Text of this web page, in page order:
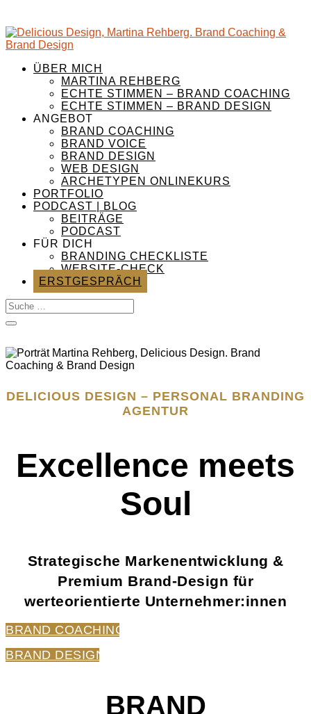
ÜBER MICH
MARTINA REHBERG
ECHTE STIMMEN – BRAND COACHING
ECHTE STIMMEN – BRAND DESIGN
ANGEBOT
BRAND COACHING
BRAND VOICE
BRAND DESIGN
WEB DESIGN
ARCHETYPEN ONLINEKURS
PORTFOLIO
PODCAST | BLOG
BEITRÄGE
PODCAST
FÜR DICH
BRANDING CHECKLISTE
WEBSITE-CHECK
ERSTGESPRÄCH
DELICIOUS DESIGN – PERSONAL BRANDING
AGENTUR
Excellence meets
Soul
Strategische Markenentwicklung &
Premium Brand-Design für
werteorientierte Unternehmer:innen
BRAND COACHING
BRAND DESIGN
BRAND